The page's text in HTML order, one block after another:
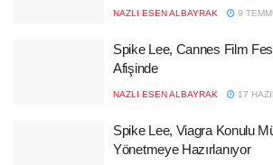
NAZLI ESEN ALBAYRAK 9
Spike Lee, Cannes Film
Afişinde
NAZLI ESEN ALBAYRAK 17
Spike Lee, Viagra Konulu
Yönetmeye Hazırlanıyor